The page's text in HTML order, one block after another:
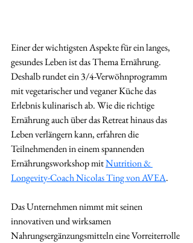
Einer der wichtigsten Aspekte für ein langes,
gesundes Leben ist das Thema Ernährung.
Deshalb rundet ein 3/4-Verwöhnprogramm
mit vegetarischer und veganer Küche das
Erlebnis kulinarisch ab. Wie die richtige
Ernährung auch über das Retreat hinaus das
Leben verlängern kann, erfahren die
Teilnehmenden in einem spannenden
Ernährungsworkshop mit Nutrition &
Longevity-Coach Nicolas Ting von AVEA.
Das Unternehmen nimmt mit seinen
innovativen und wirksamen
Nahrungsergänzungsmitteln eine Vorreiterrolle